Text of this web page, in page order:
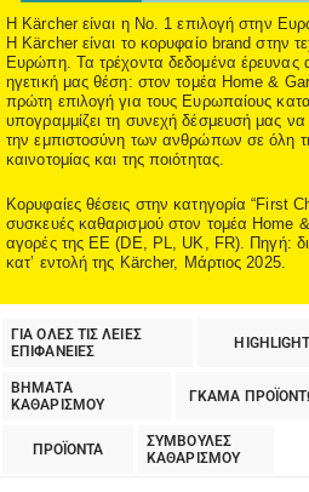
Η Kärcher είναι η Νο. 1 επιλογή στην
Η Kärcher είναι το κορυφαίο brand στην
Ευρώπη. Τα τρέχοντα δεδομένα έρευνας
ηγετική μας θέση: στον τομέα Home &
πρώτη επιλογή για τους Ευρωπαίους
υπογραμμίζει τη συνεχή δέσμευσή μας να
την εμπιστοσύνη των ανθρώπων σε όλη
καινοτομίας και της ποιότητας.
Κορυφαίες θέσεις στην κατηγορία “First
συσκευές καθαρισμού στον τομέα Home
αγορές της ΕΕ (DE, PL, UK, FR). Πηγή:
κατ’ εντολή της Kärcher, Μάρτιος 2025.
ΓΙΑ ΟΛΕΣ ΤΙΣ ΛΕΙΕΣ
ΕΠΙΦΑΝΕΙΕΣ
ΒΗΜΑΤΑ
ΚΑΘΑΡΙΣΜΟΥ
ΓΚΑΜΑ
ΠΡΟΪΟΝΤΑ
ΣΥΜΒΟΥΛΕΣ
ΚΑΘΑΡΙΣΜΟΥ